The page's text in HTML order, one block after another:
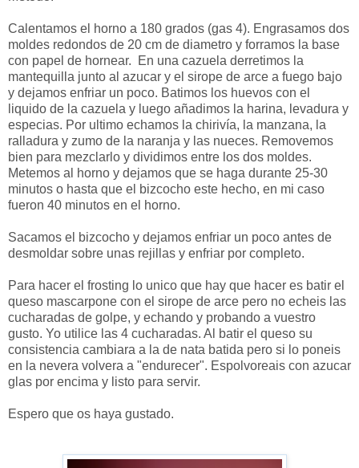
Calentamos el horno a 180 grados (gas 4). Engrasamos dos
moldes redondos de 20 cm de diametro y forramos la base
con papel de hornear. En una cazuela derretimos la
mantequilla junto al azucar y el sirope de arce a fuego bajo
y dejamos enfriar un poco. Batimos los huevos con el
liquido de la cazuela y luego añadimos la harina, levadura y
especias. Por ultimo echamos la chirivía, la manzana, la
ralladura y zumo de la naranja y las nueces. Removemos
bien para mezclarlo y dividimos entre los dos moldes.
Metemos al horno y dejamos que se haga durante 25-30
minutos o hasta que el bizcocho este hecho, en mi caso
fueron 40 minutos en el horno.
Sacamos el bizcocho y dejamos enfriar un poco antes de
desmoldar sobre unas rejillas y enfriar por completo.
Para hacer el frosting lo unico que hay que hacer es batir el
queso mascarpone con el sirope de arce pero no echeis las
cucharadas de golpe, y echando y probando a vuestro
gusto. Yo utilice las 4 cucharadas. Al batir el queso su
consistencia cambiara a la de nata batida pero si lo poneis
en la nevera volvera a "endurecer". Espolvoreais con azucar
glas por encima y listo para servir.
Espero que os haya gustado.